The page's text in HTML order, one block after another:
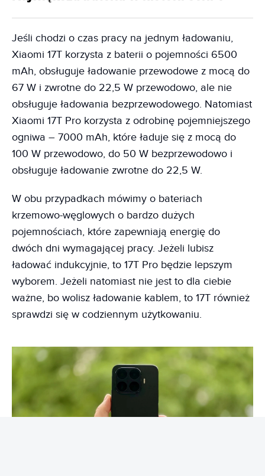
Jeśli chodzi o czas pracy na jednym ładowaniu,
Xiaomi 17T korzysta z baterii o pojemności 6500
mAh, obsługuje ładowanie przewodowe z mocą do
67 W i zwrotne do 22,5 W przewodowo, ale nie
obsługuje ładowania bezprzewodowego. Natomiast
Xiaomi 17T Pro korzysta z odrobinę pojemniejszego
ogniwa – 7000 mAh, które ładuje się z mocą do
100 W przewodowo, do 50 W bezprzewodowo i
obsługuje ładowanie zwrotne do 22,5 W.
W obu przypadkach mówimy o bateriach
krzemowo-węglowych o bardzo dużych
pojemnościach, które zapewniają energię do
dwóch dni wymagającej pracy. Jeżeli lubisz
ładować indukcyjnie, to 17T Pro będzie lepszym
wyborem. Jeżeli natomiast nie jest to dla ciebie
ważne, bo wolisz ładowanie kablem, to 17T również
sprawdzi się w codziennym użytkowaniu.